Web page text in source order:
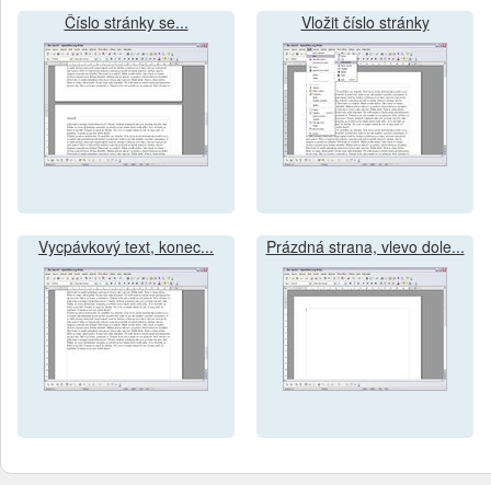
Číslo stránky se... Vložit číslo stránky
Vycpávkový text, konec... Prázdná strana, vlevo dole...